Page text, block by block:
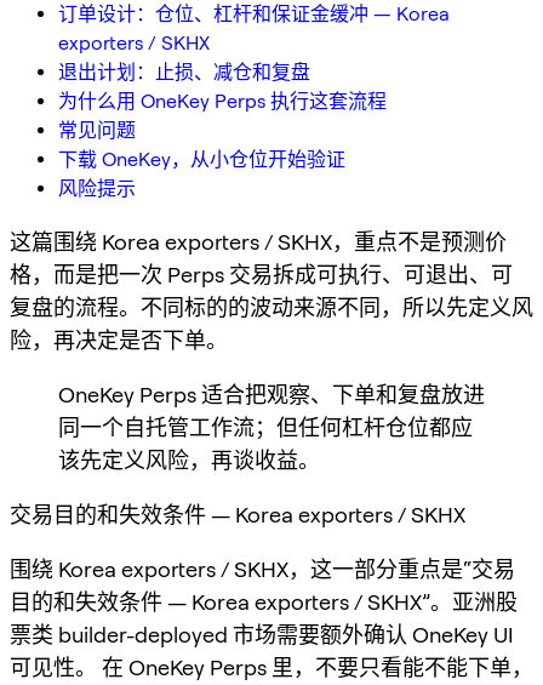
订单设计：仓位、杠杆和保证金缓冲 — Korea
exporters / SKHX
退出计划：止损、减仓和复盘
为什么用 OneKey Perps 执行这套流程
常见问题
下载 OneKey，从小仓位开始验证
风险提示
这篇围绕 Korea exporters / SKHX，重点不是预测价
格，而是把一次 Perps 交易拆成可执行、可退出、可
复盘的流程。不同标的的波动来源不同，所以先定义风
险，再决定是否下单。
OneKey Perps 适合把观察、下单和复盘放进
同一个自托管工作流；但任何杠杆仓位都应
该先定义风险，再谈收益。
交易目的和失效条件 — Korea exporters / SKHX
围绕 Korea exporters / SKHX，这一部分重点是“交易
目的和失效条件 — Korea exporters / SKHX”。亚洲股
票类 builder-deployed 市场需要额外确认 OneKey UI
可见性。 在 OneKey Perps 里，不要只看能不能下单，